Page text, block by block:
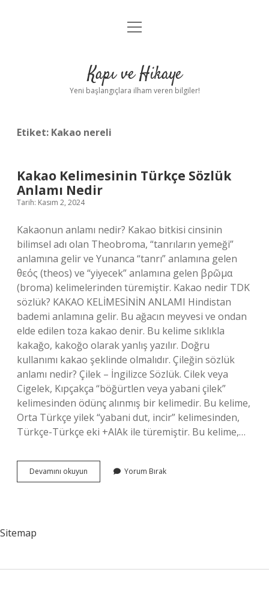
Anasayfa
Yasal Uyarı
menüyü
Kapı ve Hikaye
Yeni başlangıçlara ilham veren bilgiler!
Etiket: Kakao nereli
Kakao Kelimesinin Türkçe Sözlük
Anlamı Nedir
Tarih: Kasım 2, 2024
Kakaonun anlamı nedir? Kakao bitkisi cinsinin
bilimsel adı olan Theobroma, “tanrıların yemeği”
anlamına gelir ve Yunanca “tanrı” anlamına gelen
θεός (theos) ve “yiyecek” anlamına gelen βρῶμα
(broma) kelimelerinden türemiştir. Kakao nedir TDK
sözlük? KAKAO KELİMESİNİN ANLAMI Hindistan
bademi anlamına gelir. Bu ağacın meyvesi ve ondan
elde edilen toza kakao denir. Bu kelime sıklıkla
kakağo, kakoğo olarak yanlış yazılır. Doğru
kullanımı kakao şeklinde olmalıdır. Çileğin sözlük
anlamı nedir? Çilek – İngilizce Sözlük. Cilek veya
Cigelek, Kıpçakça “böğürtlen veya yabani çilek”
kelimesinden ödünç alınmış bir kelimedir. Bu kelime,
Orta Türkçe yilek “yabani dut, incir” kelimesinden,
Türkçe-Türkçe eki +AlAk ile türemiştir. Bu kelime,…
Devamını okuyun
Kelimesinin
Yorum Bırak
Sitemap